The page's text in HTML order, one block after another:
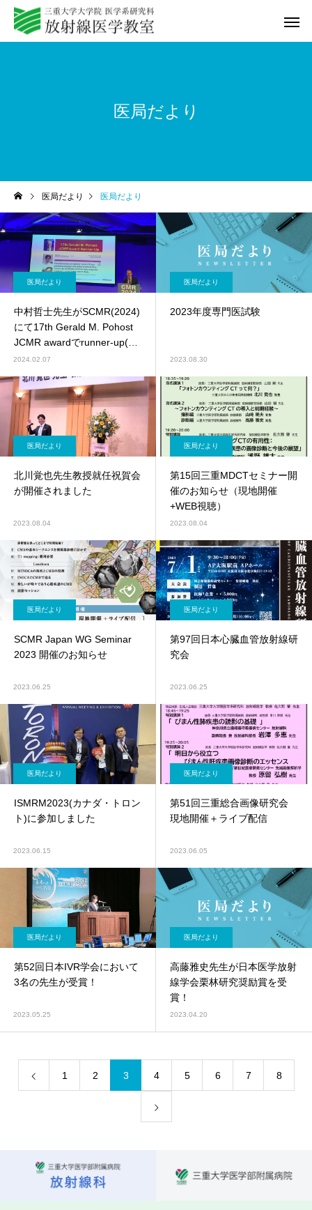
Q&A 動画セミ
医局だより
医局だより 医局だより
医局だより
中村哲士先生がSCMR(2024)
にて17th Gerald M. Pohost
JCMR awardでrunner-up(2
位)を受賞!!
2024.02.07
医局だより
2023年度専門医試験
2023.08.30
医局だより
北川覚也先生教授就任祝賀会
が開催されました
2023.08.04
医局だより
第15回三重MDCTセミナー開
催のお知らせ（現地開催
+WEB視聴）
2023.08.04
医局だより
SCMR Japan WG Seminar
2023 開催のお知らせ
2023.06.25
医局だより
第97回日本心臓血管放射線研
究会
2023.06.25
医局だより
ISMRM2023(カナダ・トロン
ト)に参加しました
2023.06.15
医局だより
第51回三重総合画像研究会
現地開催＋ライブ配信
2023.06.05
医局だより
第52回日本IVR学会において
3名の先生が受賞！
2023.05.25
医局だより
高藤雅史先生が日本医学放射
線学会栗林研究奨励賞を受
賞！
2023.04.20
1 2 3 4 5 6 7 8